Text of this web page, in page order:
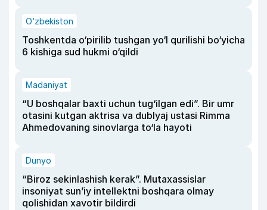
O‘zbekiston
Toshkentda o‘pirilib tushgan yo‘l qurilishi bo‘yicha
6 kishiga sud hukmi o‘qildi
Madaniyat
“U boshqalar baxti uchun tug‘ilgan edi”. Bir umr
otasini kutgan aktrisa va dublyaj ustasi Rimma
Ahmedovaning sinovlarga to‘la hayoti
Dunyo
“Biroz sekinlashish kerak”. Mutaxassislar
insoniyat sun’iy intellektni boshqara olmay
qolishidan xavotir bildirdi